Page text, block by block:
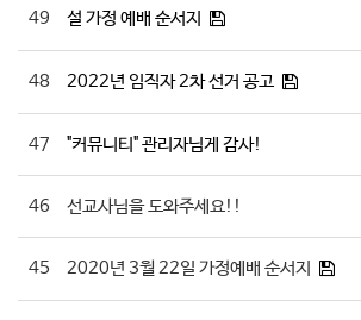
49 설 가정 예배 순서지
48 2022년 임직자 2차 선거 공고
47 "커뮤니티" 관리자님게 감사!
46 선교사님을 도와주세요!!
45 2020년 3월 22일 가정예배 순서지